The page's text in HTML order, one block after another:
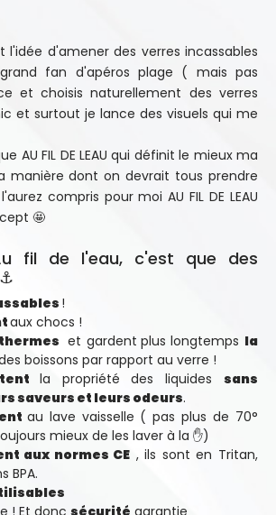
l'idée d'amener des verres incassables
grand fan d'apéros plage ( mais pas
et choisis naturellement des verres
et surtout je lance des visuels qui me
AU FIL DE LEAU qui définit le mieux ma
manière dont on devrait tous prendre
compris pour moi AU FIL DE LEAU
🤩
fil de l'eau, c'est que des
!
aux chocs !
et gardent plus longtemps la
boissons par rapport au verre !
la propriété des liquidessans
saveurs et leurs odeurs.
au lave vaisselle ( pas plus de 70°
mieux de les laver à la ✋)
aux normes CE , ils sont en Tritan,
BPA.
! Et donc sécurité garantie